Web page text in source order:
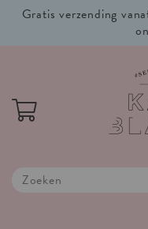
Gratis verzending